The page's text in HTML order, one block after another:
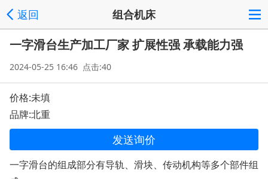
返回 组合机床
一字滑台生产加工厂家 扩展性强 承载能力强
2024-05-25 16:46 点击:40
价格:未填
品牌:北重
发送询价
一字滑台的组成部分有导轨、滑块、传动机构等多个部件组